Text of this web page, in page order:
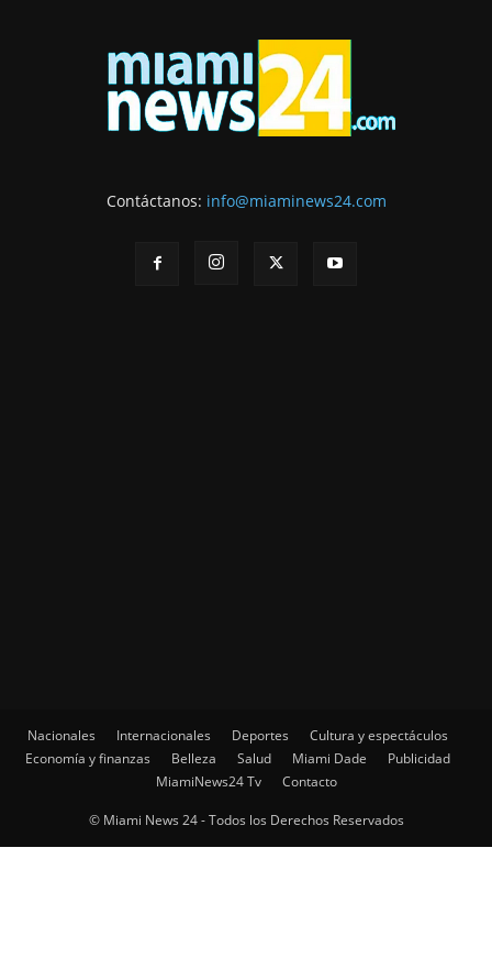
Contáctanos: info@miaminews24.com
Nacionales Internacionales Deportes
Cultura y espectáculos
Economía y finanzas
Belleza Salud Miami Dade
Publicidad
MiamiNews24 Tv
Contacto
© Miami News 24 - Todos los Derechos Reservados